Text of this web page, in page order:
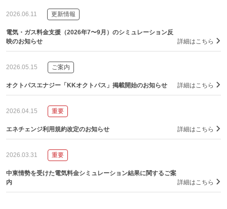
2026.06.11 更新情報
電気・ガス料金支援（2026年7〜9月）のシミュレーション反
映のお知らせ
詳細はこちら
2026.05.15 ご案内
オクトパスエナジー「KKオクトパス」掲載開始のお知らせ 詳細はこちら
2026.04.15 重要
エネチェンジ利用規約改定のお知らせ 詳細はこちら
2026.03.31 重要
中東情勢を受けた電気料金シミュレーション結果に関するご案
内
詳細はこちら